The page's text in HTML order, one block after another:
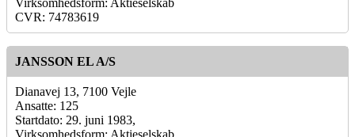
Virksomhedsform: Aktieselskab
CVR: 74783619
JANSSON EL A/S
Dianavej 13, 7100 Vejle
Ansatte: 125
Startdato: 29. juni 1983,
Virksomhedsform: Aktieselskab